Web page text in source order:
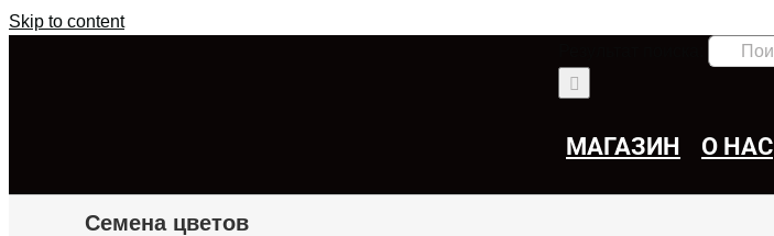
Skip to content
МАГАЗИН О НАС
Семена цветов